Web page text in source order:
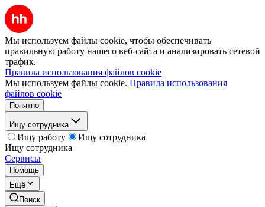
Мы используем файлы cookie, чтобы обеспечивать
правильную работу нашего веб-сайта и анализировать сетевой
трафик.
Правила использования файлов cookie
Мы используем файлы cookie. Правила использования
файлов cookie
Понятно
Ищу сотрудника
Ищу работу
Ищу сотрудника
Ищу сотрудника
Сервисы
Помощь
Ещё
Поиск